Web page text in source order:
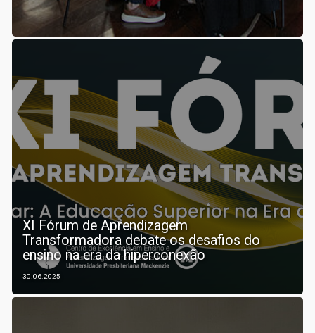
XI Fórum de Aprendizagem
Transformadora debate os desafios do
ensino na era da hiperconexão
30.06.2025